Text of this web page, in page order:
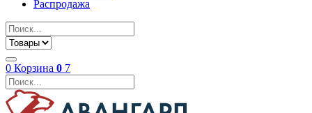
Распродажа
0 Корзина 0 7